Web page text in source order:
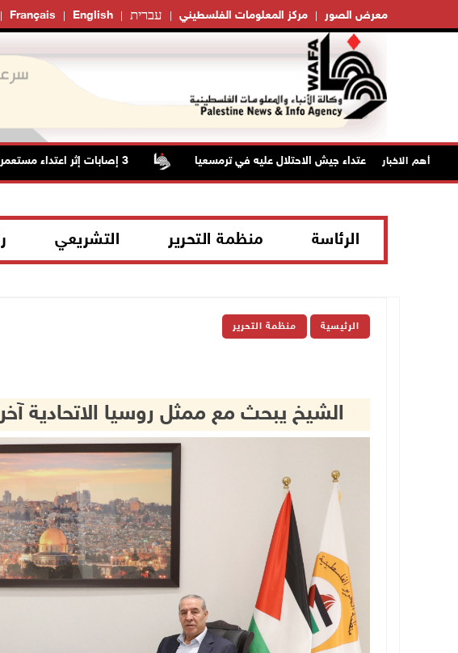
Français English עברית مركز المعلومات الفلسطيني معرض الصور
أهم الاخبار
إثر اعتداء جيش الاحتلال عليه في ترمسعيا ‏3 إصابات إثر اعتداء مستعمرين على عائلة الكعابنة شرق قرية الطيبة
الرئاسة منظمة التحرير التشريعي
الرئيسية منظمة التحرير
الشيخ يبحث مع ممثل روسيا الاتحادية